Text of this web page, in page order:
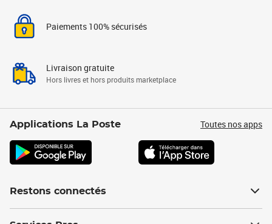
Paiements 100% sécurisés
Livraison gratuite
Hors livres et hors produits marketplace
Applications La Poste Toutes nos apps
Restons connectés